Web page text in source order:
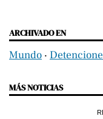
ARCHIVADO EN
Mundo ‧
MÁS NOTICIAS